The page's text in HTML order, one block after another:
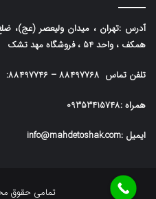
آدرس :تهران ، میدان ولیعصر (عج)،
همکف ، واحد 54 ، فروشگاه مهد تشک
تلفن تماس 88497768
–
88497746
:
همراه :09353415748
ایمیل :info@mahdetoshak.com
تمامی حقوق